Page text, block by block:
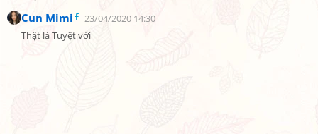
Cun Mimi
23/04/2020 14:30
Thật là Tuyệt vời